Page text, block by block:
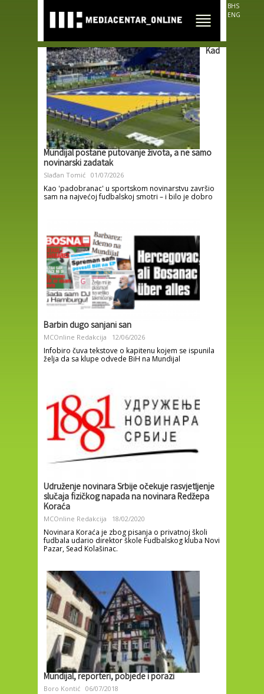
main
content
BHS
ENG
Kad
Mundijal postane putovanje života, a ne samo
novinarski zadatak
Slađan Tomić 01/07/2026
Kao 'padobranac' u sportskom novinarstvu završio
sam na najvećoj fudbalskoj smotri – i bilo je dobro
Barbin dugo sanjani san
MCOnline Redakcija 12/06/2026
Infobiro čuva tekstove o kapitenu kojem se ispunila
želja da sa klupe odvede BiH na Mundijal
Udruženje novinara Srbije očekuje rasvjetljenje
slučaja fizičkog napada na novinara Redžepa
Koraća
MCOnline Redakcija 18/02/2020
Novinara Koraća je zbog pisanja o privatnoj školi
fudbala udario direktor škole Fudbalskog kluba Novi
Pazar, Sead Kolašinac.
Mundijal, reporteri, pobjede i porazi
Boro Kontić 06/07/2018